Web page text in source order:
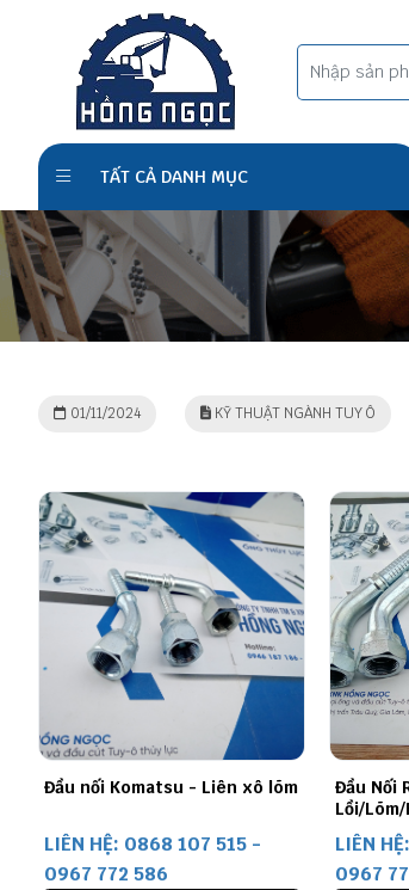
TẤT CẢ DANH MỤC
01/11/2024 KỸ THUẬT NGÀNH TUY Ô
- Liên xô lõm
107 515 -
Đầu Nối Ren Nhật
LIÊN HỆ: 0868 107 515 -